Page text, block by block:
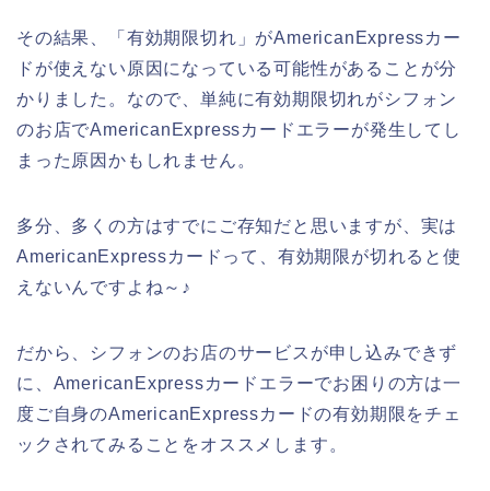
その結果、「有効期限切れ」がAmericanExpressカー
ドが使えない原因になっている可能性があることが分
かりました。なので、単純に有効期限切れがシフォン
のお店でAmericanExpressカードエラーが発生してし
まった原因かもしれません。
多分、多くの方はすでにご存知だと思いますが、実は
AmericanExpressカードって、有効期限が切れると使
えないんですよね～♪
だから、シフォンのお店のサービスが申し込みできず
に、AmericanExpressカードエラーでお困りの方は一
度ご自身のAmericanExpressカードの有効期限をチェ
ックされてみることをオススメします。